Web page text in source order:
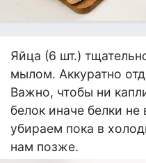
Яйца (6 шт.)
мылом. Аккуратно
Важно, чтобы ни
белок иначе белки не
убираем пока в
нам позже.